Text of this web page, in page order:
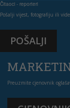
Čitaoci - reporteri
Pošalji vijest, fotografiju ili
POŠALJI
Preuzmite cjenovnik